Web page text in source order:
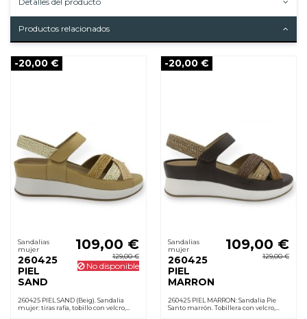
Productos relacionados
-20,00 €
Sandalias
mujer
260425
PIEL
SAND
109,00 €
129,00 €
No disponible
260425 PIEL SAND (Beig). Sandalia
mujer: tiras rafia, tobillo con velcro,
-20,00 €
Sandalias
mujer
260425
PIEL
MARRON
109,00 €
129,00 €
260425 PIEL MARRON: Sandalia Pie
Santo marrón. Tobillera con velcro,